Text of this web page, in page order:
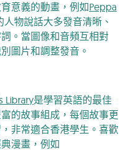
意義的動畫，例如Peppa
人物說話大多發音清晰、
。當圖像和音頻互相對
圖片和調整發音。
Library是學習英語的最佳
的故事組成，每個故事更
非常適合香港學生。喜歡
漫畫，例如